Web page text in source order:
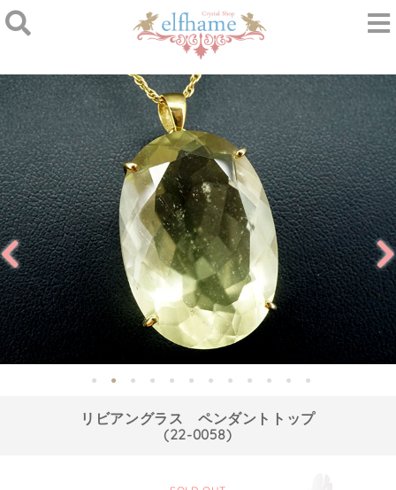
リビアングラス ペンダントトップ
(22-0058)